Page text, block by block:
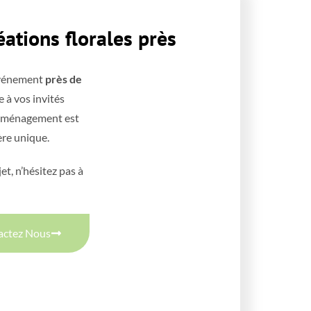
florales près
ou tout autre événement
et de rêve à vos invités
mesure. Chaque aménagement est
une atmosphère unique.
de votre projet, n’hésitez pas à
Nous